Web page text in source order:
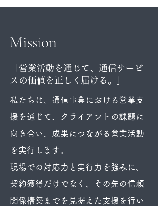
Mission
「営業活動を通じて、通信サービ
スの価値を正しく届ける。」
私たちは、通信事業における営業支
援を通じて、クライアントの課題に
向き合い、成果につながる営業活動
を実行します。
現場での対応力と実行力を強みに、
契約獲得だけでなく、その先の信頼
関係構築までを見据えた支援を行い